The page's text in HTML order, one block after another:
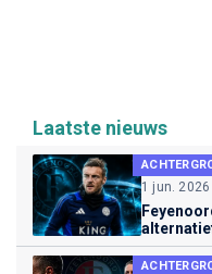
Laatste nieuws
1 jun. 2026